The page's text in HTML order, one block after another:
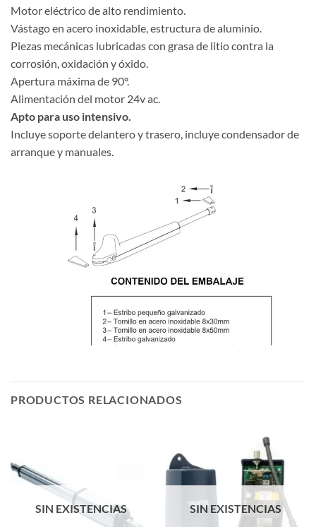
Motor eléctrico de alto rendimiento.
Vástago en acero inoxidable, estructura de aluminio.
Piezas mecánicas lubricadas con grasa de litio contra la
corrosión, oxidación y óxido.
Apertura máxima de 90º.
Alimentación del motor 24v ac.
Apto para uso intensivo.
Incluye soporte delantero y trasero, incluye condensador de
arranque y manuales.
PRODUCTOS RELACIONADOS
SIN EXISTENCIAS SIN EXISTENCIAS